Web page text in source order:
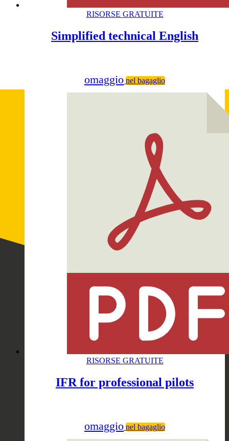
RISORSE GRATUITE
Simplified technical English
omaggio nel bagaglio
RISORSE GRATUITE
IFR for professional pilots
omaggio nel bagaglio